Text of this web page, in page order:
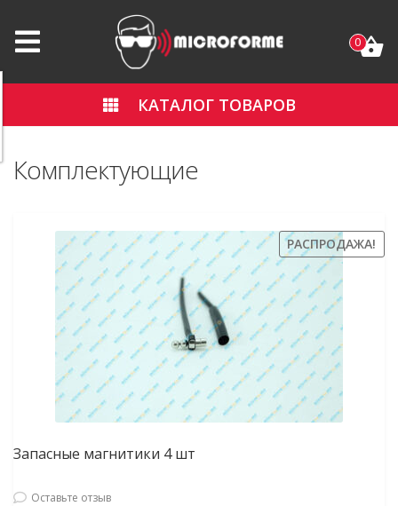
0
КАТАЛОГ ТОВАРОВ
Комплектующие
Запасные магнитики 4 шт
Оставьте отзыв
РАСПРОДАЖА!